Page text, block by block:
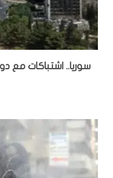
سوريا.. اشتباكات